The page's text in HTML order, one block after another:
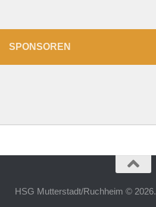
SPONSOREN
HSG Mutterstadt/Ruchheim ©